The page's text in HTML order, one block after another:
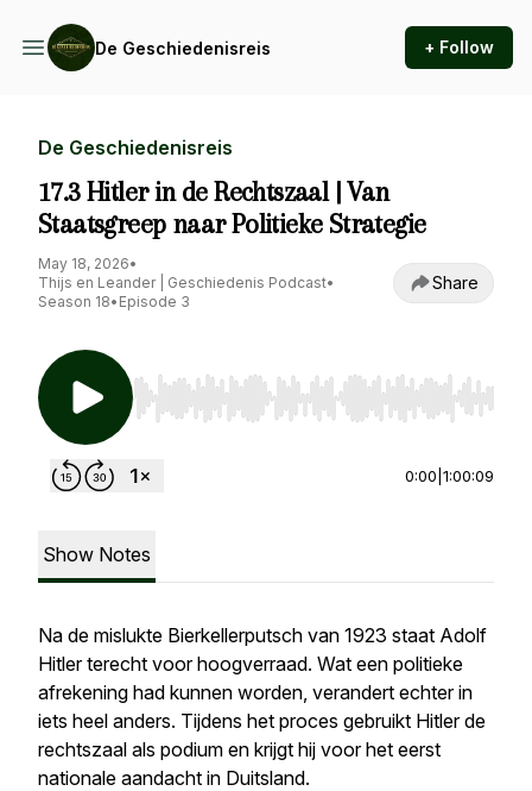
De Geschiedenisreis + Follow
De Geschiedenisreis
17.3 Hitler in de Rechtszaal | Van
Staatsgreep naar Politieke Strategie
May 18, 2026•
Thijs en Leander | Geschiedenis Podcast•
Season 18• Episode 3
Share
Use Left/Right to seek, Home/End to jump to
0:00 1:00:09
Show Notes
Na de mislukte Bierkellerputsch van 1923 staat Adolf
Hitler terecht voor hoogverraad. Wat een politieke
afrekening had kunnen worden, verandert echter in
iets heel anders. Tijdens het proces gebruikt Hitler de
rechtszaal als podium en krijgt hij voor het eerst
nationale aandacht in Duitsland.